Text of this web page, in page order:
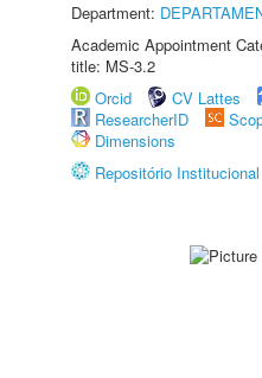
Department:
Academic Appointment
title: MS-3.2
Orcid
CV Lattes
ResearcherID
Dimensions
Repositório